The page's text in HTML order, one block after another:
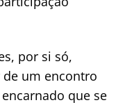
por si só,
um encontro
que se